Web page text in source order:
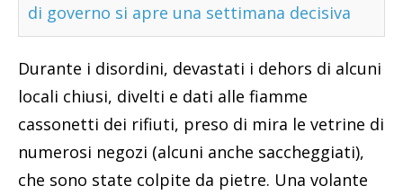
di governo si apre una settimana decisiva
Durante i disordini, devastati i dehors di alcuni
locali chiusi, divelti e dati alle fiamme
cassonetti dei rifiuti, preso di mira le vetrine di
numerosi negozi (alcuni anche saccheggiati),
che sono state colpite da pietre. Una volante